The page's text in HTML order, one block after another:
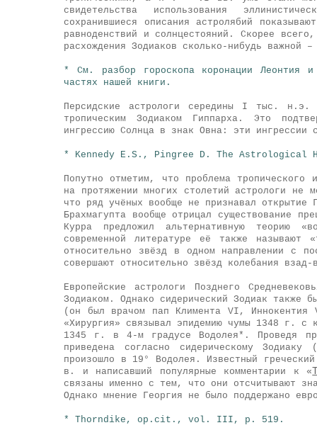
свидетельства использования
сохранившиеся описания астролябий
равноденствий и солнцестояний. Скорее
расхождения Зодиаков сколько-нибудь важной
* См. разбор гороскопа коронации Леонтия
частях нашей книги.
Персидские астрологи середины I тыс. н.э.
тропическим Зодиаком Гиппарха. Это
ингрессию Солнца в знак Овна: эти ингрессии
* Kennedy E.S., Pingree D. The Astrological
Попутно отметим, что проблема
на протяжении многих столетий астрологи не
что ряд учёных вообще не признавал
Брахмагупта вообще отрицал существование
Курра предложил альтернативную теорию
современной литературе её также называют
относительно звёзд в одном направлении с
совершают относительно звёзд колебания взад-
Европейские астрологи Позднего
Зодиаком. Однако сидерический Зодиак
(он был врачом пап Климента VI,
«Хирургия» связывал эпидемию чумы 1348 г. с
1345 г. в 4-м градусе Водолея*. Проведя
приведена согласно сидерическому
произошло в 19° Водолея. Известный
в. и написавший популярные комментарии к «
связаны именно с тем, что они отсчитывают
Однако мнение Георгия не было поддержано
* Thorndike, op.cit., vol. III, p. 519.